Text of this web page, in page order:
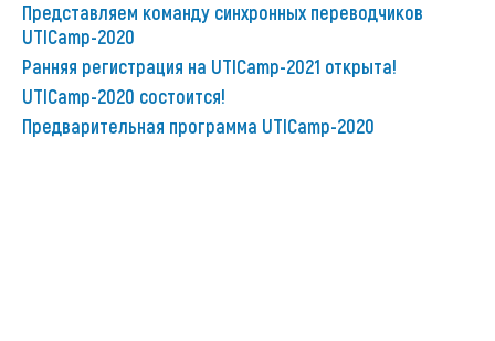
Представляем команду синхронных переводчиков
UTICamp-2020
Ранняя регистрация на UTICamp-2021 открыта!
UTICamp-2020 состоится!
Предварительная программа UTICamp-2020